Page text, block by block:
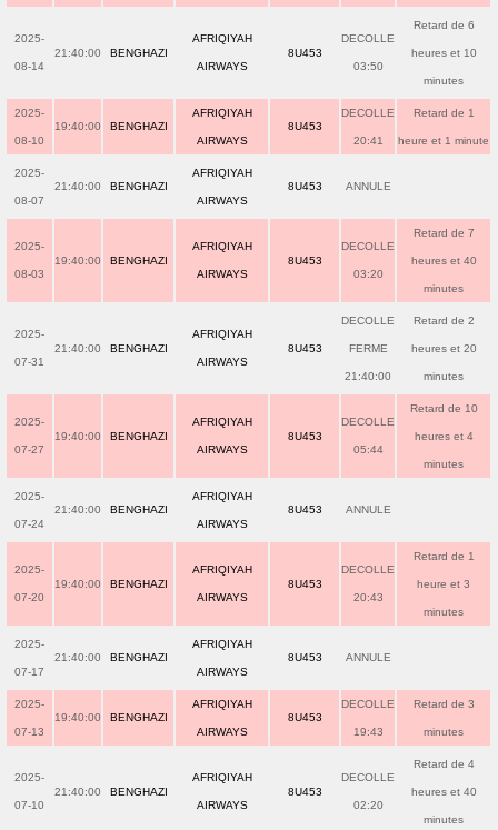
2025-
08-14
21:40:00 BENGHAZI
AFRIQIYAH
AIRWAYS
8U453
DECOLLE
03:50
Retard de 6
heures et 10
minutes
2025-
08-10
19:40:00 BENGHAZI
AFRIQIYAH
AIRWAYS
8U453
DECOLLE
20:41
Retard de 1
heure et 1 minute
2025-
08-07
21:40:00 BENGHAZI
AFRIQIYAH
AIRWAYS
8U453 ANNULE
2025-
08-03
19:40:00 BENGHAZI
AFRIQIYAH
AIRWAYS
8U453
DECOLLE
03:20
Retard de 7
heures et 40
minutes
2025-
07-31
21:40:00 BENGHAZI
AFRIQIYAH
AIRWAYS
8U453
DECOLLE
FERME
21:40:00
Retard de 2
heures et 20
minutes
2025-
07-27
19:40:00 BENGHAZI
AFRIQIYAH
AIRWAYS
8U453
DECOLLE
05:44
Retard de 10
heures et 4
minutes
2025-
07-24
21:40:00 BENGHAZI
AFRIQIYAH
AIRWAYS
8U453 ANNULE
2025-
07-20
19:40:00 BENGHAZI
AFRIQIYAH
AIRWAYS
8U453
DECOLLE
20:43
Retard de 1
heure et 3
minutes
2025-
07-17
21:40:00 BENGHAZI
AFRIQIYAH
AIRWAYS
8U453 ANNULE
2025-
07-13
19:40:00 BENGHAZI
AFRIQIYAH
AIRWAYS
8U453
DECOLLE
19:43
Retard de 3
minutes
2025-
07-10
21:40:00 BENGHAZI
AFRIQIYAH
AIRWAYS
8U453
DECOLLE
02:20
Retard de 4
heures et 40
minutes